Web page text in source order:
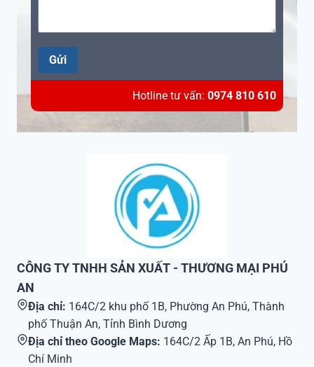
Gửi
Hotline tư vấn: 0974 810 610
CÔNG TY TNHH SẢN XUẤT - THƯƠNG MẠI PHÚ
AN
Địa chỉ: 164C/2 khu phố 1B, Phường An Phú, Thành
phố Thuận An, Tỉnh Bình Dương
Địa chỉ theo Google Maps: 164C/2 Ấp 1B, An Phú, Hồ
Chí Minh